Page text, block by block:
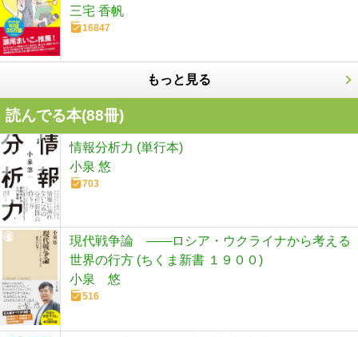
三宅 香帆
16847
もっと見る
読んでる本(88冊)
情報分析力 (単行本)
小泉 悠
703
現代戦争論 ――ロシア・ウクライナから考える
世界の行方 (ちくま新書 １９００)
小泉 悠
516